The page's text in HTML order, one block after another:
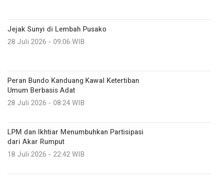
Jejak Sunyi di Lembah Pusako
28 Juli 2026 - 09:06 WIB
Peran Bundo Kanduang Kawal Ketertiban
Umum Berbasis Adat
28 Juli 2026 - 08:24 WIB
LPM dan Ikhtiar Menumbuhkan Partisipasi
dari Akar Rumput
18 Juli 2026 - 22:42 WIB